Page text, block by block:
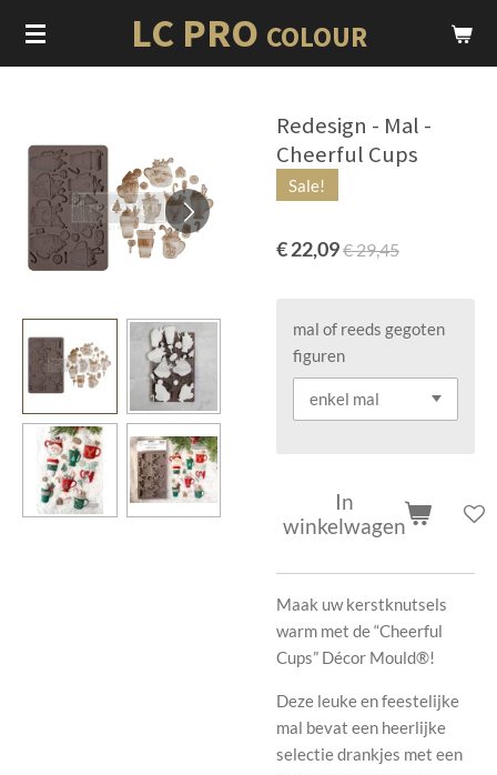
Ga
direct
LC PRO COLOUR
Redesign - Mal -
Cheerful Cups
Sale!
€ 22,09€ 29,45
mal of reeds gegoten
figuren
In
winkelwagen
Maak uw kerstknutsels
warm met de “Cheerful
Cups” Décor Mould®!
Deze leuke en feestelijke
mal bevat een heerlijke
selectie drankjes met een